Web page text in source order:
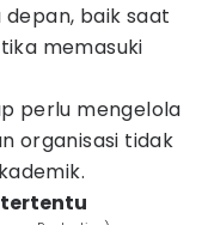
baik saat
memasuki
perlu mengelola
organisasi tidak